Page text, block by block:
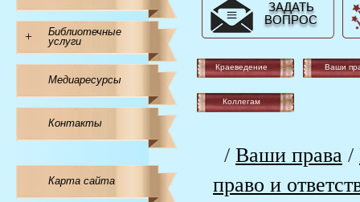
+
Библиотечные
услуги
Медиаресурсы
Контакты
Карта сайта
ЗАДАТЬ
ВОПРОС
Краеведение Ваши
Коллегам
/ Ваши права /
право и